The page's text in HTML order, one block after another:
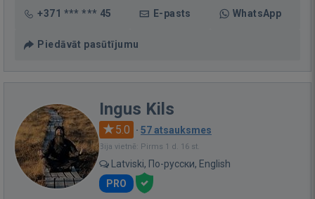
+371 *** *** 45 E-pasts WhatsApp
Piedāvāt pasūtījumu
Ingus Kils
5.0 · 57 atsauksmes
Bija vietnē: Pirms 1 d. 16 st.
Latviski, По-русски, English
PRO